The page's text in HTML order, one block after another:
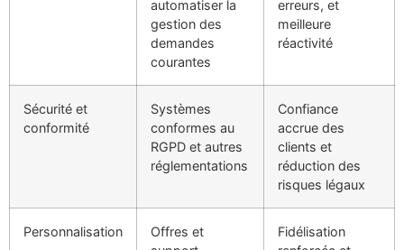
automatiser la
gestion des
demandes
courantes
erreurs, et
meilleure
réactivité
Sécurité et
conformité
Systèmes
conformes au
RGPD et autres
réglementations
Confiance
accrue des
clients et
réduction des
risques légaux
Personnalisation
Offres et
Fidélisation